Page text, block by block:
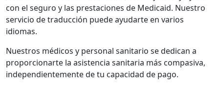
con el seguro y las prestaciones de Medicaid. Nuestro
servicio de traducción puede ayudarte en varios
idiomas.
Nuestros médicos y personal sanitario se dedican a
proporcionarte la asistencia sanitaria más compasiva,
independientemente de tu capacidad de pago.